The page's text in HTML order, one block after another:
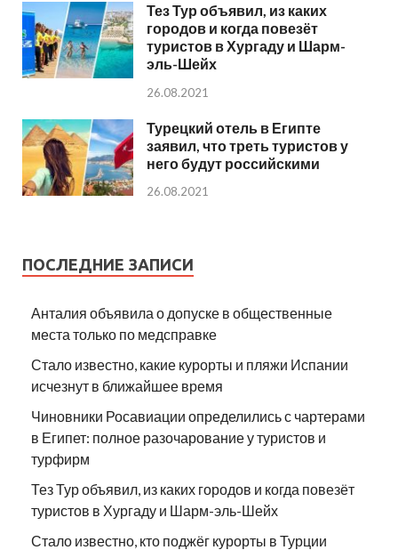
Тез Тур объявил, из каких
городов и когда повезёт
туристов в Хургаду и Шарм-
эль-Шейх
26.08.2021
Турецкий отель в Египте
заявил, что треть туристов у
него будут российскими
26.08.2021
ПОСЛЕДНИЕ ЗАПИСИ
Анталия объявила о допуске в общественные
места только по медсправке
Стало известно, какие курорты и пляжи Испании
исчезнут в ближайшее время
Чиновники Росавиации определились с чартерами
в Египет: полное разочарование у туристов и
турфирм
Тез Тур объявил, из каких городов и когда повезёт
туристов в Хургаду и Шарм-эль-Шейх
Стало известно, кто поджёг курорты в Турции